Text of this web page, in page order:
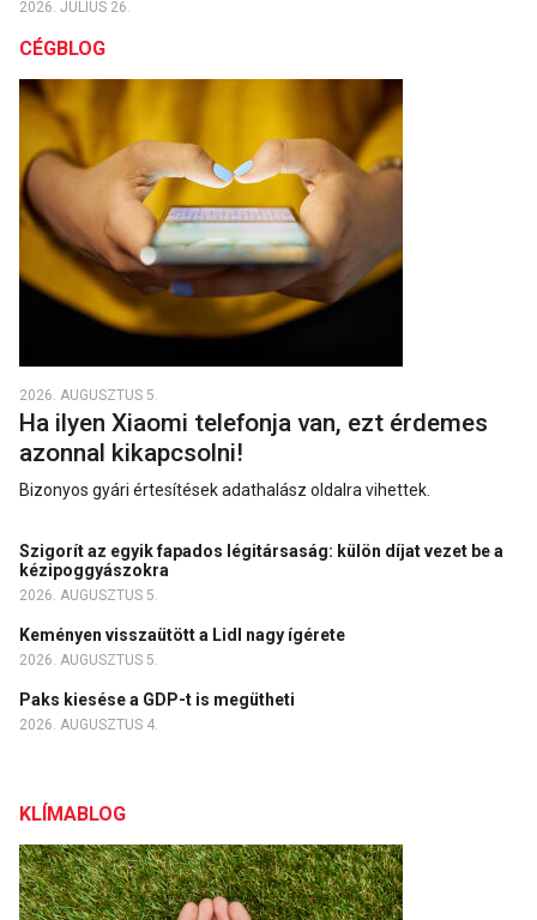
2026. JÚLIUS 26.
CÉGBLOG
2026. AUGUSZTUS 5.
Ha ilyen Xiaomi telefonja van, ezt érdemes
azonnal kikapcsolni!
Bizonyos gyári értesítések adathalász oldalra vihettek.
Szigorít az egyik fapados légitársaság: külön díjat vezet be a
kézipoggyászokra
2026. AUGUSZTUS 5.
Keményen visszaütött a Lidl nagy ígérete
2026. AUGUSZTUS 5.
Paks kiesése a GDP-t is megütheti
2026. AUGUSZTUS 4.
KLÍMABLOG